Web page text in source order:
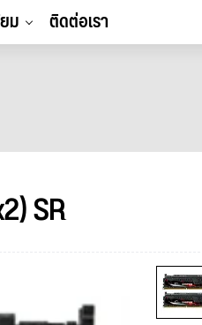
ม ติดต่อเรา
SR